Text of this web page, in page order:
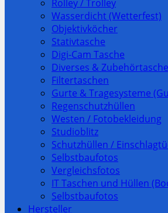
Rolley / Trolley
Wasserdicht (Wetterfest)
Objektivköcher
Stativtasche
Digi-Cam Tasche
Diverses &
Filtertaschen
Gurte & Tragesysteme
Regenschutzhüllen
Westen / Fotobekleidung
Studioblitz
Schutzhüllen /
Selbstbaufotos
Vergleichsfotos
IT Taschen und Hüllen
Selbstbaufotos
Hersteller